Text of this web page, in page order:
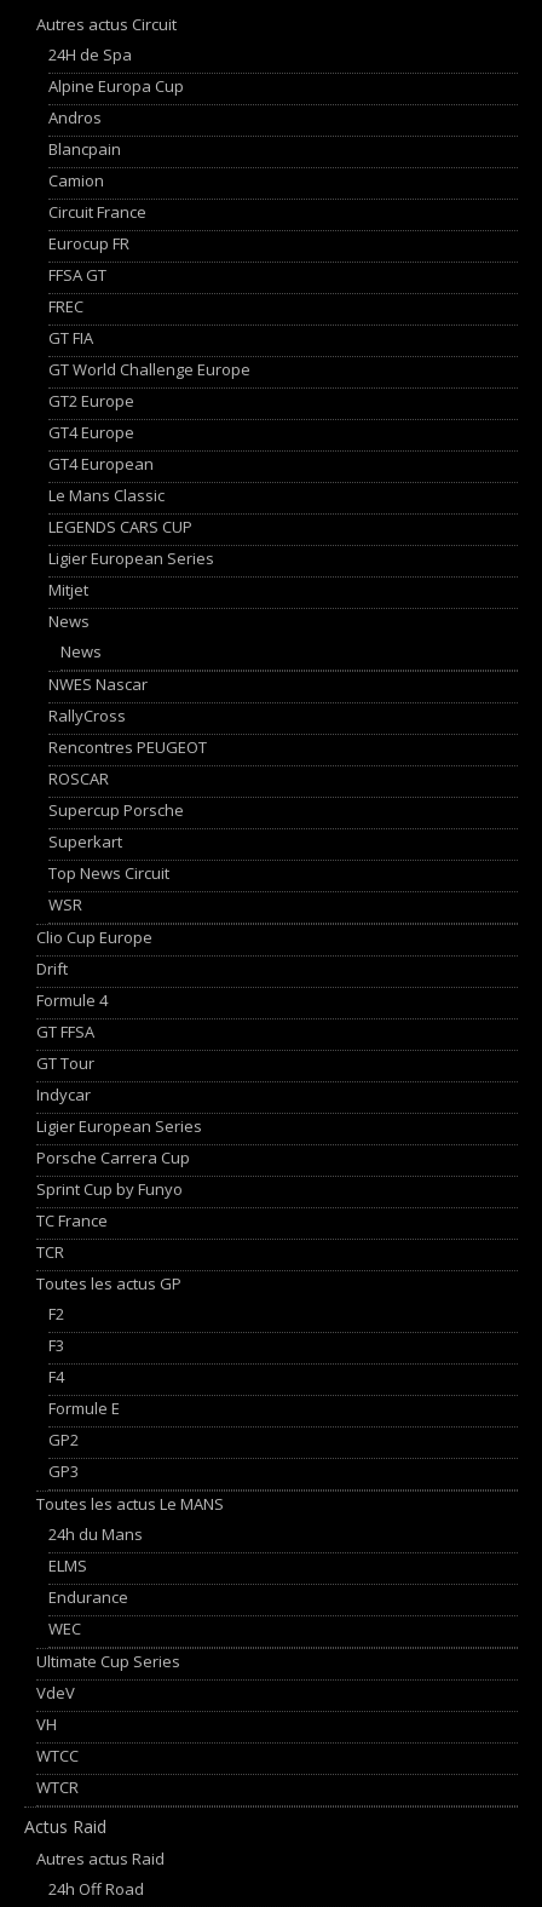
Autres actus Circuit
24H de Spa
Alpine Europa Cup
Andros
Blancpain
Camion
Circuit France
Eurocup FR
FFSA GT
FREC
GT FIA
GT World Challenge Europe
GT2 Europe
GT4 Europe
GT4 European
Le Mans Classic
LEGENDS CARS CUP
Ligier European Series
Mitjet
News
News
NWES Nascar
RallyCross
Rencontres PEUGEOT
ROSCAR
Supercup Porsche
Superkart
Top News Circuit
WSR
Clio Cup Europe
Drift
Formule 4
GT FFSA
GT Tour
Indycar
Ligier European Series
Porsche Carrera Cup
Sprint Cup by Funyo
TC France
TCR
Toutes les actus GP
F2
F3
F4
Formule E
GP2
GP3
Toutes les actus Le MANS
24h du Mans
ELMS
Endurance
WEC
Ultimate Cup Series
VdeV
VH
WTCC
WTCR
Actus Raid
Autres actus Raid
24h Off Road